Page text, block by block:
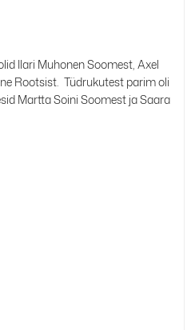
Ilari Muhonen Soomest, Axel
Rootsist. Tüdrukutest parim oli
Martta Soini Soomest ja Saara